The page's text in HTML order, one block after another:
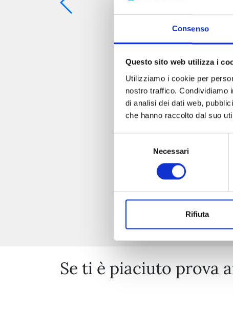
Consenso
Questo sito web utilizza i
Utilizziamo i cookie per
nostro traffico. Condividiamo
di analisi dei dati web,
che hanno raccolto dal suo
Necessari
Rifiuta
Se ti è piaciuto prova